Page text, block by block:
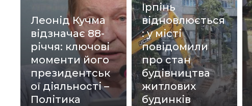
Леонід Кучма
відзначає 88-
річчя: ключові
моменти його
президентськ
ої діяльності –
Політика
Ірпінь
відновлюється
: у місті
повідомили
про стан
будівництва
житлових
будинків